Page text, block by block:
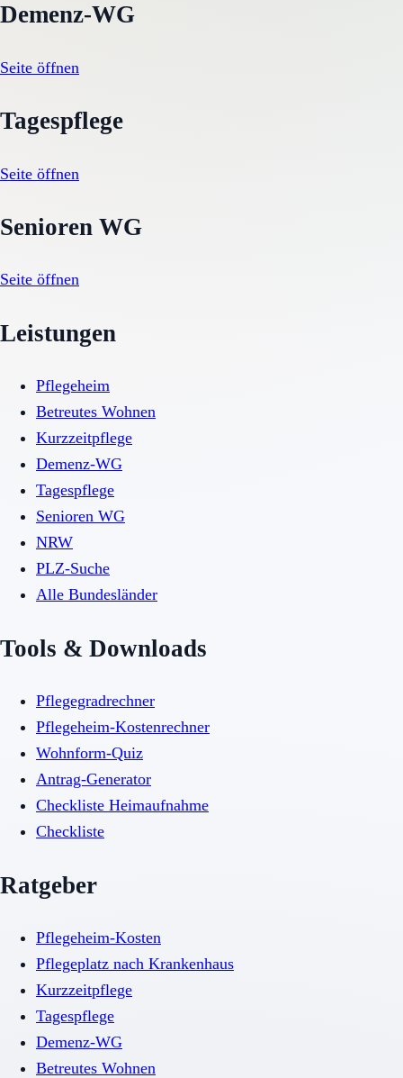
Demenz-WG
Seite öffnen
Tagespflege
Seite öffnen
Senioren WG
Seite öffnen
Leistungen
Pflegeheim
Betreutes Wohnen
Kurzzeitpflege
Demenz-WG
Tagespflege
Senioren WG
NRW
PLZ-Suche
Alle Bundesländer
Tools & Downloads
Pflegegradrechner
Pflegeheim-Kostenrechner
Wohnform-Quiz
Antrag-Generator
Checkliste Heimaufnahme
Checkliste
Ratgeber
Pflegeheim-Kosten
Pflegeplatz nach Krankenhaus
Kurzzeitpflege
Tagespflege
Demenz-WG
Betreutes Wohnen